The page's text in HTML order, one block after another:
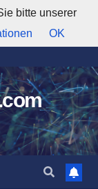
bitte unserer
OK